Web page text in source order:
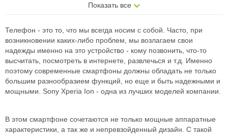
Показать все
Телефон - это то, что мы всегда носим с собой. Часто, при
возникновении каких-либо проблем, мы возлагаем свои
надежды именно на это устройство - кому позвонить, что-то
высчитать, посмотреть в интернете, развлечься и т.д. Именно
поэтому современные смартфоны должны обладать не только
большим разнообразием функций, но еще и быть надежными и
мощными. Sony Xperia Ion - одна из лучших моделей компании.
В этом смартфоне сочетаются не только мощные аппаратные
характеристики, а так же и непревзойденный дизайн. С такой